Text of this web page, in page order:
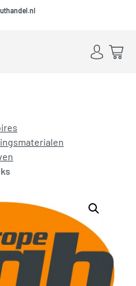
Skip to main content
Skip to footer
Account